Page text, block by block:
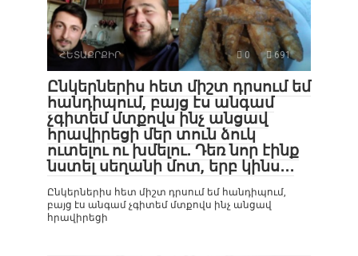
ՀԵՏԱՔՐՔԻՐ 0 691
Ընկերներիս հետ միշտ դրսում եմ
հանդիպում, բայց էս անգամ
չգիտեմ մտքովս ինչ անցավ
հրավիրեցի մեր տուն ձուկ
ուտելու ու խմելու․ Դեռ նոր էինք
նստել սեղանի մոտ, երբ կինս․․․
Ընկերներիս հետ միշտ դրսում եմ հանդիպում,
բայց էս անգամ չգիտեմ մտքովս ինչ անցավ
հրավիրեցի